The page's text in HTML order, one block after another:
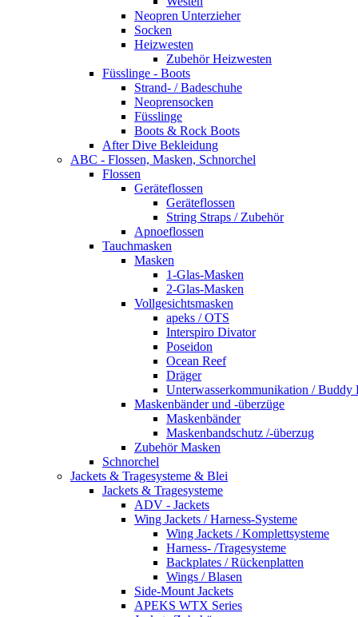
Neopren Unterzieher
Socken
Heizwesten
Zubehör Heizwesten
Füsslinge - Boots
Strand- / Badeschuhe
Neoprensocken
Füsslinge
Boots & Rock Boots
After Dive Bekleidung
ABC - Flossen, Masken, Schnorchel
Flossen
Geräteflossen
Geräteflossen
String Straps / Zubehör
Apnoeflossen
Tauchmasken
Masken
1-Glas-Masken
2-Glas-Masken
Vollgesichtsmasken
apeks / OTS
Interspiro Divator
Poseidon
Ocean Reef
Dräger
Unterwasserkommunikation / Buddy
Maskenbänder und -überzüge
Maskenbänder
Maskenbandschutz /-überzug
Zubehör Masken
Schnorchel
Jackets & Tragesysteme & Blei
Jackets & Tragesysteme
ADV - Jackets
Wing Jackets / Harness-Systeme
Wing Jackets / Komplettsysteme
Harness- /Tragesysteme
Backplates / Rückenplatten
Wings / Blasen
Side-Mount Jackets
APEKS WTX Series